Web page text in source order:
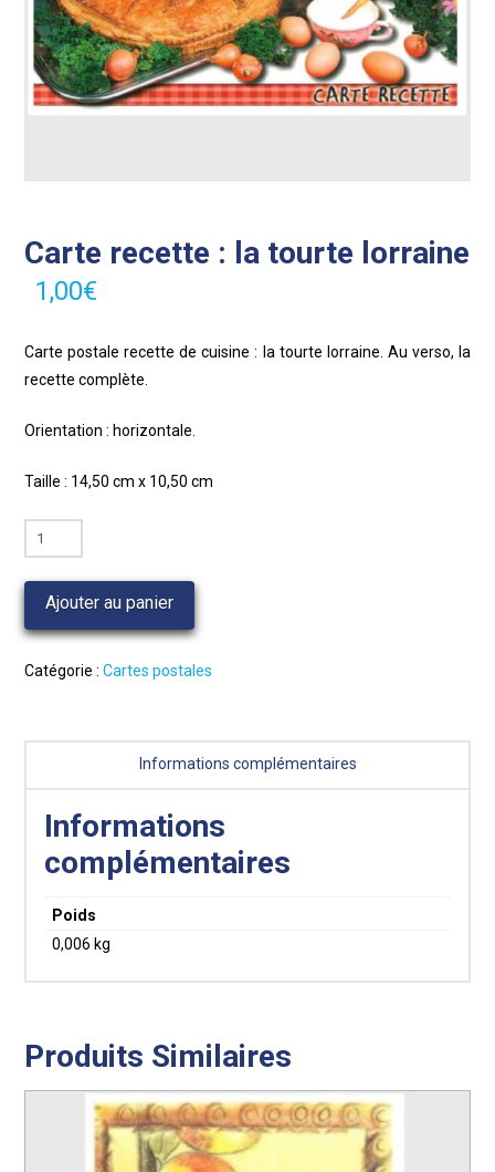
Carte recette : la tourte lorraine
1,00€
Carte postale recette de cuisine : la tourte lorraine. Au verso, la
recette complète.
Orientation : horizontale.
Taille : 14,50 cm x 10,50 cm
quantité
de
Carte
recette
:
la
Ajouter au panier
Catégorie :Cartes postales
Informations complémentaires
Informations
complémentaires
Poids
0,006 kg
Produits Similaires